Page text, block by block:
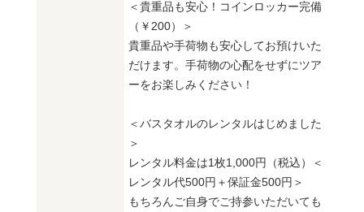
＜貴重品も安心！コインロッカー完備
（￥200）＞
貴重品や手荷物も安心してお預けいた
だけます。手荷物の心配をせずにツア
ーをお楽しみください！
＜バスタオルのレンタルはじめました
＞
レンタル料金は1枚1,000円（税込）＜
レンタル代500円＋保証金500円＞
もちろんご自身でご持参いただいても